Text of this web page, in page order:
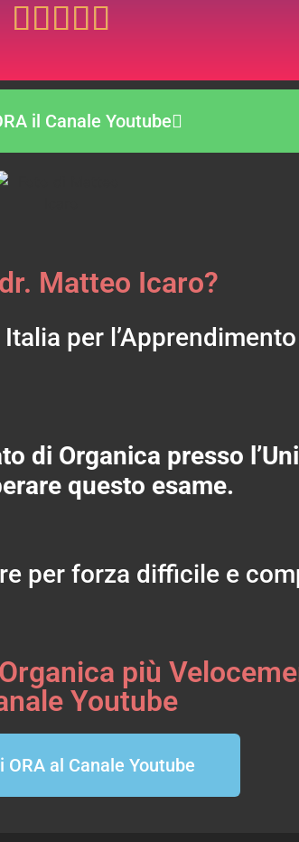
    
il Canale Youtube
Matteo Icaro?
per
di Organica presso
questo esame.
per forza difficile e
più
Youtube
ORA al Canale Youtube